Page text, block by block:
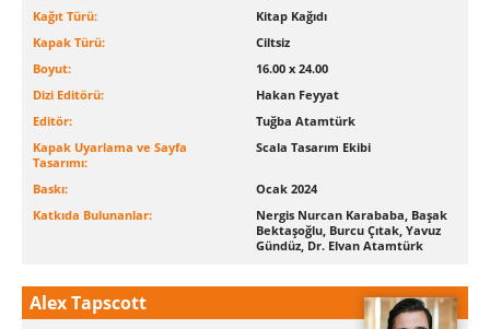
Kağıt Türü:
Kitap Kağıdı
Kapak Türü:
Ciltsiz
Boyut:
16.00 x 24.00
Dizi Editörü:
Hakan Feyyat
Editör:
Tuğba Atamtürk
Kapak Uyarlama ve Sayfa
Tasarımı:
Scala Tasarım Ekibi
Baskı:
Ocak 2024
Katkıda Bulunanlar:
Nergis Nurcan Karababa, Başak
Bektaşoğlu, Burcu Çıtak, Yavuz
Gündüz, Dr. Elvan Atamtürk
Alex Tapscott